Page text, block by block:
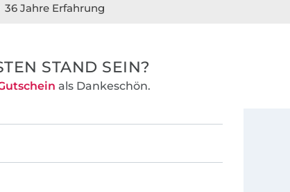
36 Jahre Erfahrung
STAND SEIN?
als Dankeschön.